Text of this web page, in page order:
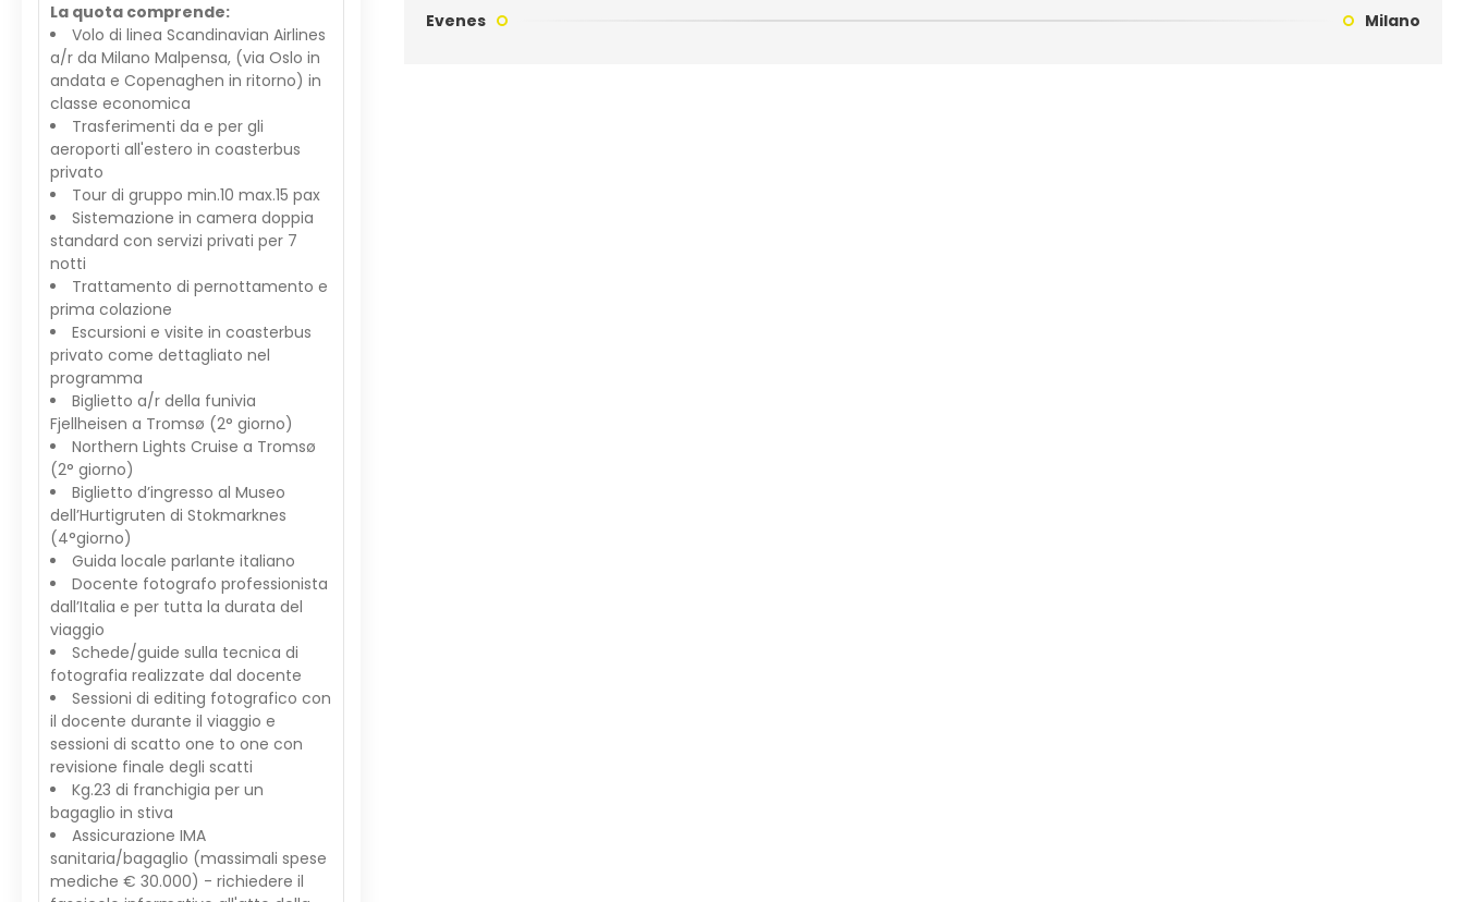
Evenes Milano
La quota comprende:
Volo di linea Scandinavian Airlines
a/r da Milano Malpensa, (via Oslo in
andata e Copenaghen in ritorno) in
classe economica
Trasferimenti da e per gli
aeroporti all'estero in coasterbus
privato
Tour di gruppo min.10 max.15 pax
Sistemazione in camera doppia
standard con servizi privati per 7
notti
Trattamento di pernottamento e
prima colazione
Escursioni e visite in coasterbus
privato come dettagliato nel
programma
Biglietto a/r della funivia
Fjellheisen a Tromsø (2° giorno)
Northern Lights Cruise a Tromsø
(2° giorno)
Biglietto d’ingresso al Museo
dell’Hurtigruten di Stokmarknes
(4°giorno)
Guida locale parlante italiano
Docente fotografo professionista
dall’Italia e per tutta la durata del
viaggio
Schede/guide sulla tecnica di
fotografia realizzate dal docente
Sessioni di editing fotografico con
il docente durante il viaggio e
sessioni di scatto one to one con
revisione finale degli scatti
Kg.23 di franchigia per un
bagaglio in stiva
Assicurazione IMA
sanitaria/bagaglio (massimali spese
mediche € 30.000) - richiedere il